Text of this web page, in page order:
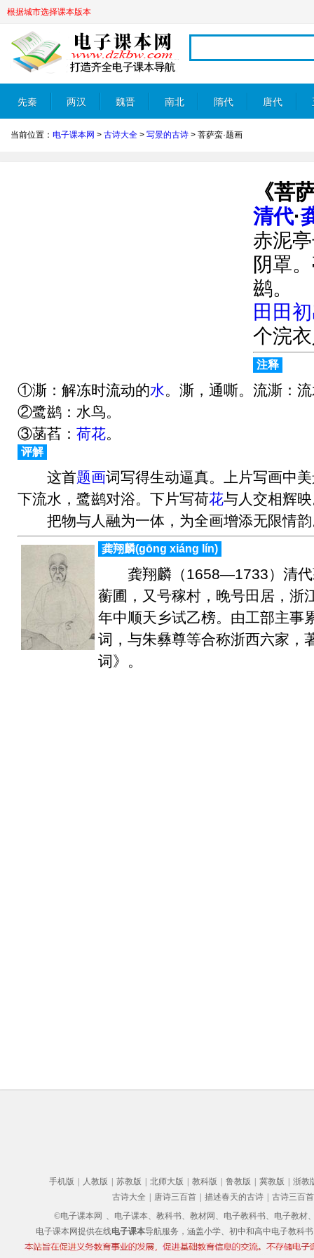
根据城市选择课本版本
先秦 两汉 魏晋 南北
朝
隋代 唐代
当前位置： 电子课本网 > 古诗大全 > 写景的古诗 > 菩萨蛮·题画
《菩
清代·
赤泥
阴罩
鹚。
田田
个浣
注释
①澌：解冻时流动的水。澌，通嘶。流澌：
②鹭鹚：水鸟。
③菡萏： 荷花。
评解
这首题画词写得生动逼真。上片写画中
下流水，鹭鹚对浴。下片写荷花与人交相辉
把物与人融为一体，为全画增添无限情韵
龚翔麟(ɡōnɡ xiánɡ lín)
龚翔麟（1658—1733）清代
蘅圃，又号稼村，晚号田居，浙
年中顺天乡试乙榜。由工部主事
词，与朱彝尊等合称浙西六家，
词》。
手机版 人教版 苏教版 北师大版 教科版 鲁教版 冀教版
浙教
古诗大全
唐诗三百首 描述春天的古诗
古诗三百首
©电子课本网 、电子课本、教科书、教材网、电子教科书、电子教材
电子课本网提供在线电子课本导航服务，涵盖小学、初中和高中电子教科